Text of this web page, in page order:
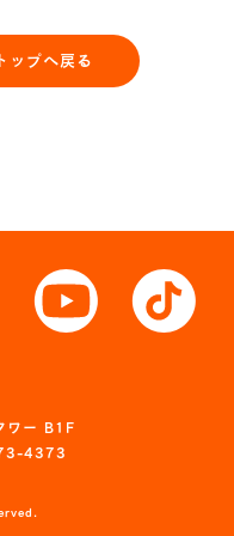
ップへ戻る
ワー B1F
4373